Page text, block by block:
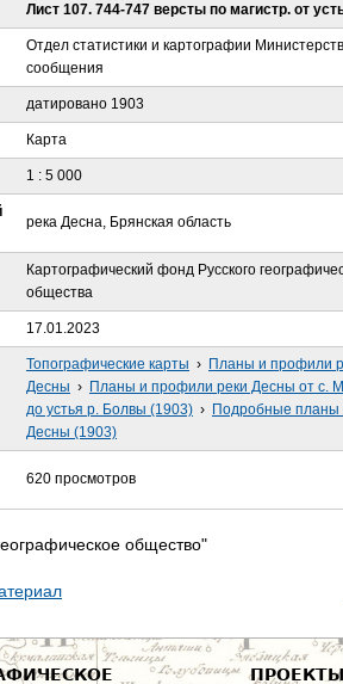
Лист 107. 744-747 версты по магистр. от
Отдел статистики и картографии
сообщения
датировано 1903
Карта
1 : 5 000
река Десна, Брянская область
Картографический фонд Русского
общества
17.01.2023
Топографические карты › Планы и профили
Десны › Планы и профили реки Десны от с.
до устья р. Болвы (1903) › Подробные планы
Десны (1903)
620 просмотров
общество"